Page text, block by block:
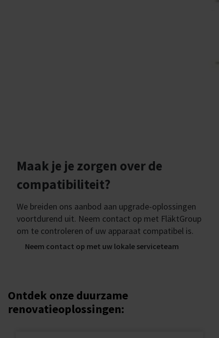
Maak je je zorgen over de
compatibiliteit?
We breiden ons aanbod aan upgrade-oplossingen
voortdurend uit. Neem contact op met FläktGroup
om te controleren of uw apparaat compatibel is.
Neem contact op met uw lokale serviceteam
Ontdek onze duurzame
renovatieoplossingen: